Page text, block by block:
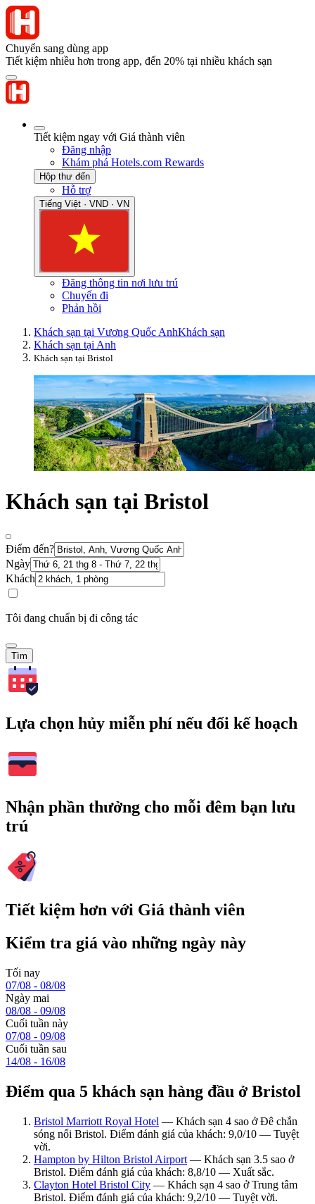
Chuyển sang dùng app
Tiết kiệm nhiều hơn trong app, đến 20% tại nhiều khách sạn
Tiết kiệm ngay với Giá thành viên
Đăng nhập
Khám phá Hotels.com Rewards
Hộp thư đến
Hỗ trợ
Tiếng Việt · VND · VN
Đăng thông tin nơi lưu trú
Chuyến đi
Phản hồi
Khách sạn tại Vương Quốc AnhKhách sạn
Khách sạn tại Anh
Khách sạn tại Bristol
Khách sạn tại Bristol
Điểm đến?
Ngày
Khách
Tôi đang chuẩn bị đi công tác
Tìm
Lựa chọn hủy miễn phí nếu đổi kế hoạch
Nhận phần thưởng cho mỗi đêm bạn lưu
trú
Tiết kiệm hơn với Giá thành viên
Kiểm tra giá vào những ngày này
Tối nay
07/08 - 08/08
Ngày mai
08/08 - 09/08
Cuối tuần này
07/08 - 09/08
Cuối tuần sau
14/08 - 16/08
Điểm qua 5 khách sạn hàng đầu ở Bristol
Bristol Marriott Royal Hotel — Khách sạn 4 sao ở Đê chắn
sóng nổi Bristol. Điểm đánh giá của khách: 9,0/10 — Tuyệt
vời.
Hampton by Hilton Bristol Airport — Khách sạn 3.5 sao ở
Bristol. Điểm đánh giá của khách: 8,8/10 — Xuất sắc.
Clayton Hotel Bristol City — Khách sạn 4 sao ở Trung tâm
Bristol. Điểm đánh giá của khách: 9,2/10 — Tuyệt vời.